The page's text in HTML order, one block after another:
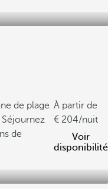
de plage
Séjournez
de
À partir de
204/nuit
Voir
disponibilité